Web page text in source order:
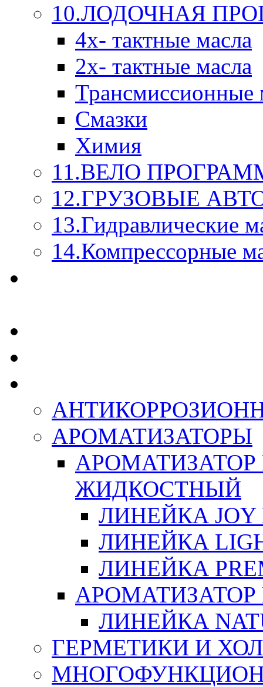
10.ЛОДОЧНАЯ
4х- тактные масла
2х- тактные масла
Трансмиссионные
Смазки
Химия
11.ВЕЛО
12.ГРУЗОВЫЕ
13.Гидравлические
14.Компрессорные
АРОМАТИЗАТОРЫ
ЖИДКОСТНЫЙ
ЛИНЕЙКА JOY
ЛИНЕЙКА
ЛИНЕЙКА
ЛИНЕЙКА
ГЕРМЕТИКИ И